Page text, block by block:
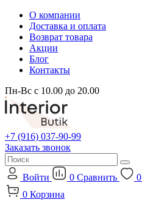
О компании
Доставка и оплата
Возврат товара
Акции
Блог
Контакты
Пн-Вс с 10.00 до 20.00
+7 (916) 037-90-99
Заказать звонок
Войти 0 Сравнить 0
0 Корзина